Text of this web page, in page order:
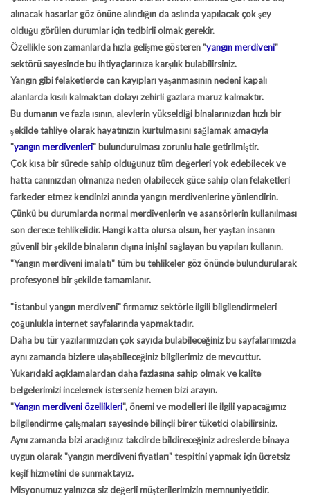
alınacak hasarlar göz önüne alındığın da aslında yapılacak çok şey
olduğu görülen durumlar için tedbirli olmak gerekir.
Özellikle son zamanlarda hızla gelişme gösteren"yangın merdiveni"
sektörü sayesinde bu ihtiyaçlarınıza karşılık bulabilirsiniz.
Yangın gibi felaketlerde can kayıpları yaşanmasının nedeni kapalı
alanlarda kısılı kalmaktan dolayı zehirli gazlara maruz kalmaktır.
Bu dumanın ve fazla ısının, alevlerin yükseldiği binalarınızdan hızlı bir
şekilde tahliye olarak hayatınızın kurtulmasını sağlamak amacıyla
"yangın merdivenleri"bulundurulması zorunlu hale getirilmiştir.
Çok kısa bir sürede sahip olduğunuz tüm değerleri yok edebilecek ve
hatta canınızdan olmanıza neden olabilecek güce sahip olan felaketleri
farkeder etmez kendinizi anında yangın merdivenlerine yönlendirin.
Çünkü bu durumlarda normal merdivenlerin ve asansörlerin kullanılması
son derece tehlikelidir. Hangi katta olursa olsun, her yaştan insanın
güvenli bir şekilde binaların dışına inişini sağlayan bu yapıları kullanın.
"Yangın merdiveni imalatı"tüm bu tehlikeler göz önünde bulundurularak
profesyonel bir şekilde tamamlanır.
"İstanbul yangın merdiveni"firmamız sektörle ilgili bilgilendirmeleri
çoğunlukla internet sayfalarında yapmaktadır.
Daha bu tür yazılarımızdan çok sayıda bulabileceğiniz bu sayfalarımızda
aynı zamanda bizlere ulaşabileceğiniz bilgilerimiz de mevcuttur.
Yukarıdaki açıklamalardan daha fazlasına sahip olmak ve kalite
belgelerimizi incelemek isterseniz hemen bizi arayın.
"Yangın merdiveni özellikleri", önemi ve modelleri ile ilgili yapacağımız
bilgilendirme çalışmaları sayesinde bilinçli birer tüketici olabilirsiniz.
Aynı zamanda bizi aradığınız takdirde bildireceğiniz adreslerde binaya
uygun olarak"yangın merdiveni fiyatları"tespitini yapmak için ücretsiz
keşif hizmetini de sunmaktayız.
Misyonumuz yalnızca siz değerli müşterilerimizin memnuniyetidir.